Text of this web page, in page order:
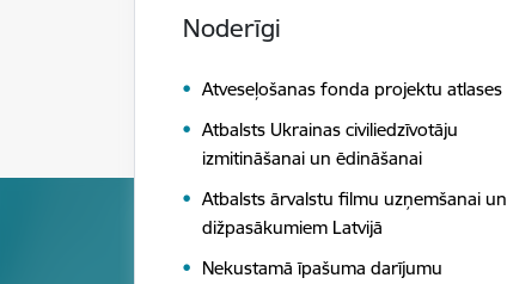
Noderīgi
Atveseļošanas fonda projektu atlases
Atbalsts Ukrainas civiliedzīvotāju
izmitināšanai un ēdināšanai
Atbalsts ārvalstu filmu uzņemšanai un
dižpasākumiem Latvijā
Nekustamā īpašuma darījumu